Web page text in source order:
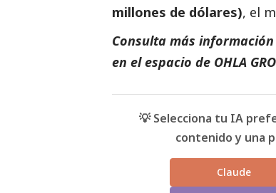
millones de dólares), el
Consulta más
en el espacio de OHLA
💡 Selecciona tu IA
contenido y una
Claude